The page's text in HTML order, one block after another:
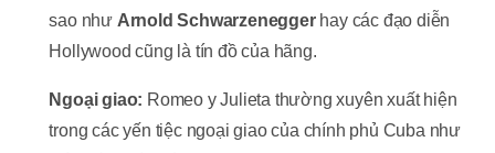
sao như Arnold Schwarzeneggerhay các đạo diễn
Hollywood cũng là tín đồ của hãng.
Ngoại giao: Romeo y Julieta thường xuyên xuất hiện
trong các yến tiệc ngoại giao của chính phủ Cuba như